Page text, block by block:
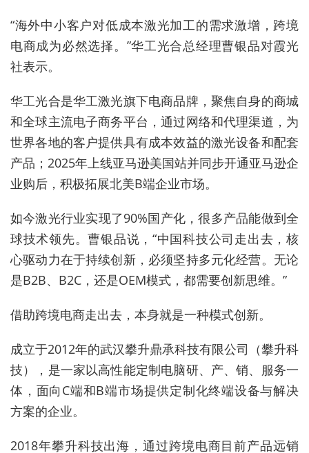
“海外中小客户对低成本激光加工的需求激增，跨境
电商成为必然选择。”华工光合总经理曹银品对霞光
社表示。
华工光合是华工激光旗下电商品牌，聚焦自身的商城
和全球主流电子商务平台，通过网络和代理渠道，为
世界各地的客户提供具有成本效益的激光设备和配套
产品；2025年上线亚马逊美国站并同步开通亚马逊企
业购后，积极拓展北美B端企业市场。
如今激光行业实现了90%国产化，很多产品能做到全
球技术领先。曹银品说，“中国科技公司走出去，核
心驱动力在于持续创新，必须坚持多元化经营。无论
是B2B、B2C，还是OEM模式，都需要创新思维。”
借助跨境电商走出去，本身就是一种模式创新。
成立于2012年的武汉攀升鼎承科技有限公司（攀升科
技），是一家以高性能定制电脑研、产、销、服务一
体，面向C端和B端市场提供定制化终端设备与解决
方案的企业。
2018年攀升科技出海，通过跨境电商目前产品远销